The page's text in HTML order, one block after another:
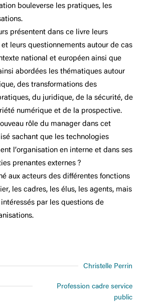
bouleverse les pratiques, les
présentent dans ce livre leurs
leurs questionnements autour de cas
national et européen ainsi que
abordées les thématiques autour
des transformations des
du juridique, de la sécurité, de
numérique et de la prospective.
rôle du manager dans cet
sachant que les technologies
l’organisation en interne et dans ses
prenantes externes ?
aux acteurs des différentes fonctions
les cadres, les élus, les agents, mais
par les questions de
Christelle Perrin
Profession cadre service
public